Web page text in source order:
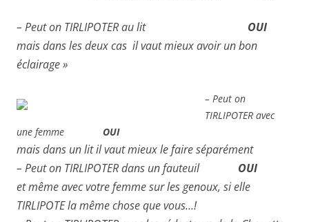
– Peut on TIRLIPOTER au lit OUI
mais dans les deux cas il vaut mieux avoir un bon
éclairage »
– Peut on
TIRLIPOTER avec
une femme OUI
mais dans un lit il vaut mieux le faire séparément
– Peut on TIRLIPOTER dans un fauteuil OUI
et même avec votre femme sur les genoux, si elle
TIRLIPOTE la même chose que vous…!